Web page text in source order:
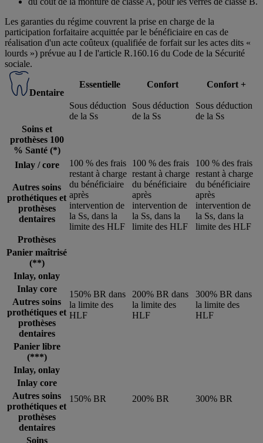
Les garanties du régime couvrent la prise en charge de la
participation forfaitaire acquittée par le bénéficiaire en cas de
réalisation d'un acte coûteux (qualifiée de forfait sur les actes dits «
lourds ») prévue au I de l'article R.160.16 du Code de la Sécurité
sociale.
Dentaire
Essentielle Confort Confort +
Sous déduction
de la Ss
Sous déduction
de la Ss
Sous déduction
de la Ss
Soins et
prothèses 100
% Santé (*)
Inlay / core
100 % des frais
restant à charge
du bénéficiaire
après
intervention de
la Ss, dans la
limite des HLF
100 % des frais
restant à charge
du bénéficiaire
après
intervention de
la Ss, dans la
limite des HLF
100 % des frais
restant à charge
du bénéficiaire
après
intervention de
la Ss, dans la
limite des HLF
Autres soins
prothétiques et
prothèses
dentaires
Prothèses
Panier maîtrisé
(**)
Inlay, onlay
150% BR dans
la limite des
HLF
200% BR dans
la limite des
HLF
300% BR dans
la limite des
HLF
Inlay core
Autres soins
prothétiques et
prothèses
dentaires
Panier libre
(***)
Inlay, onlay
150% BR 200% BR 300% BR
Inlay core
Autres soins
prothétiques et
prothèses
dentaires
Soins